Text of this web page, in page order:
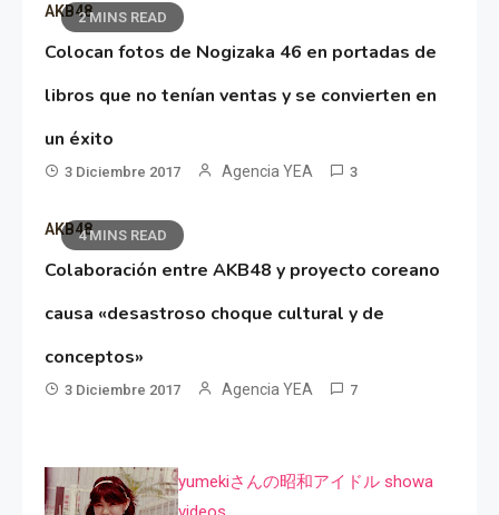
2 MINS READ
AKB48
Colocan fotos de Nogizaka 46 en portadas de
libros que no tenían ventas y se convierten en
un éxito
3 Diciembre 2017 Agencia YEA 3
4 MINS READ
AKB48
Colaboración entre AKB48 y proyecto coreano
causa «desastroso choque cultural y de
conceptos»
3 Diciembre 2017 Agencia YEA 7
yumekiさんの昭和アイドル showa